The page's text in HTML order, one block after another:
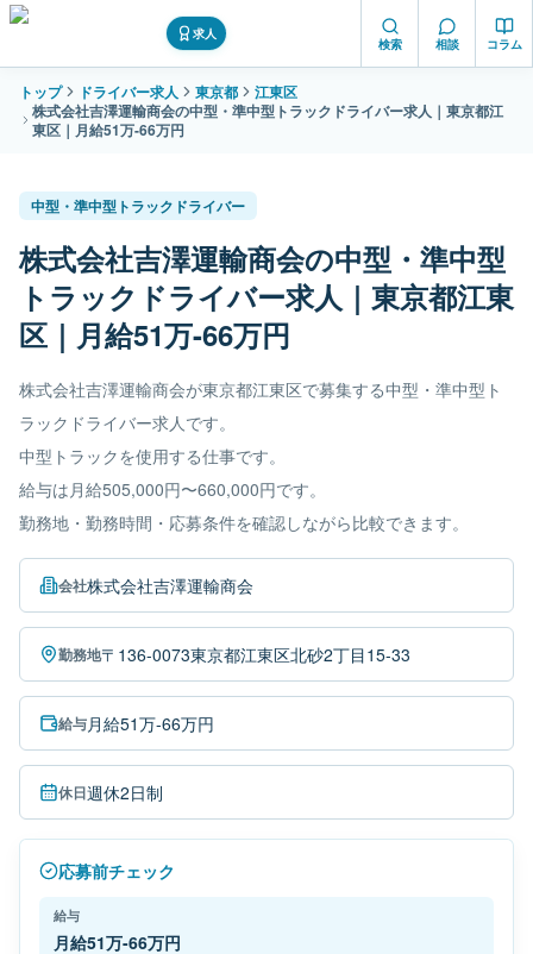
求人
検索 相談 コラム
トップ ドライバー求人 東京都
江東区
株式会社吉澤運輸商会の中型・準中型トラックドライバー求人｜東京都江
東区｜月給51万-66万円
中型・準中型トラックドライバー
株式会社吉澤運輸商会の中型・準中型
トラックドライバー求人｜東京都江東
区｜月給51万-66万円
株式会社吉澤運輸商会が東京都江東区で募集する中型・準中型ト
ラックドライバー求人です。
中型トラックを使用する仕事です。
給与は月給505,000円〜660,000円です。
勤務地・勤務時間・応募条件を確認しながら比較できます。
会社株式会社吉澤運輸商会
勤務地〒136-0073東京都江東区北砂2丁目15-33
給与月給51万-66万円
休日週休2日制
応募前チェック
給与
月給51万-66万円